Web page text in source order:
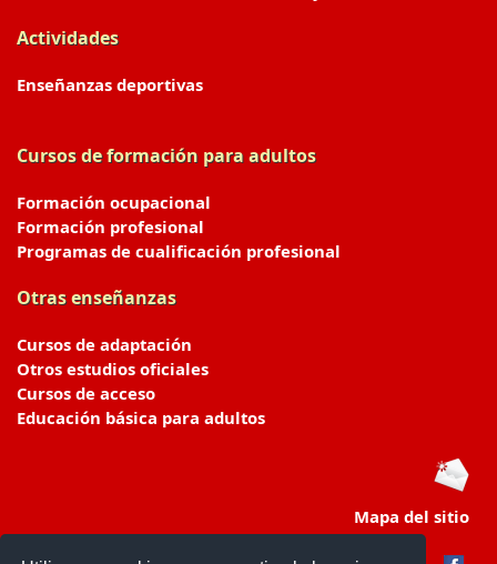
Actividades
Enseñanzas deportivas
Cursos de formación para adultos
Formación ocupacional
Formación profesional
Programas de cualificación profesional
Otras enseñanzas
Cursos de adaptación
Otros estudios oficiales
Cursos de acceso
Educación básica para adultos
Mapa del sitio